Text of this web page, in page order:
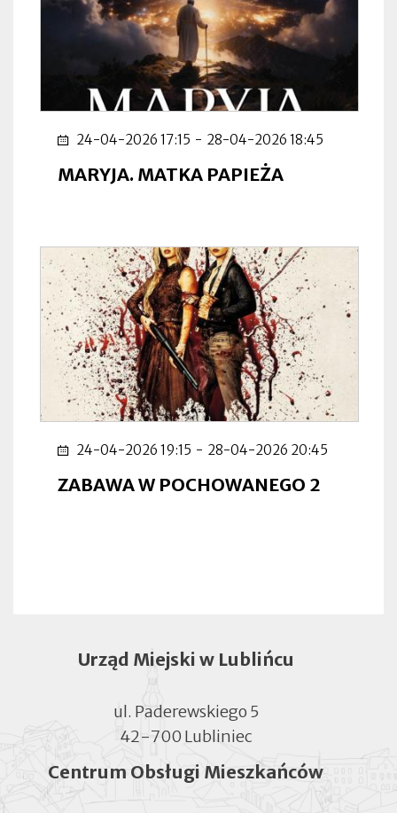
24-04-2026 17:15 - 28-04-2026 18:45
MARYJA. MATKA PAPIEŻA
24-04-2026 19:15 - 28-04-2026 20:45
ZABAWA W POCHOWANEGO 2
Urząd Miejski w Lublińcu
ul. Paderewskiego 5
42-700 Lubliniec
Centrum Obsługi Mieszkańców